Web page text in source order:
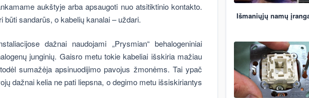
aukštyje arba apsaugoti nuo atsitiktinio kontakto.
sandarūs, o kabelių kanalai – uždari.
dažnai naudojami „Prysmian“ behalogeniniai
junginių. Gaisro metu tokie kabeliai išskiria mažiau
sumažėja apsinuodijimo pavojus žmonėms. Tai ypač
dažnai kelia ne pati liepsna, o degimo metu išsiskiriantys
Išmaniųjų namų